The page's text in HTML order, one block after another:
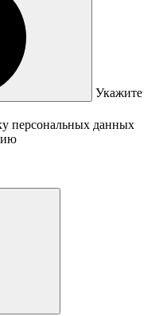
Укажите
персональных данных